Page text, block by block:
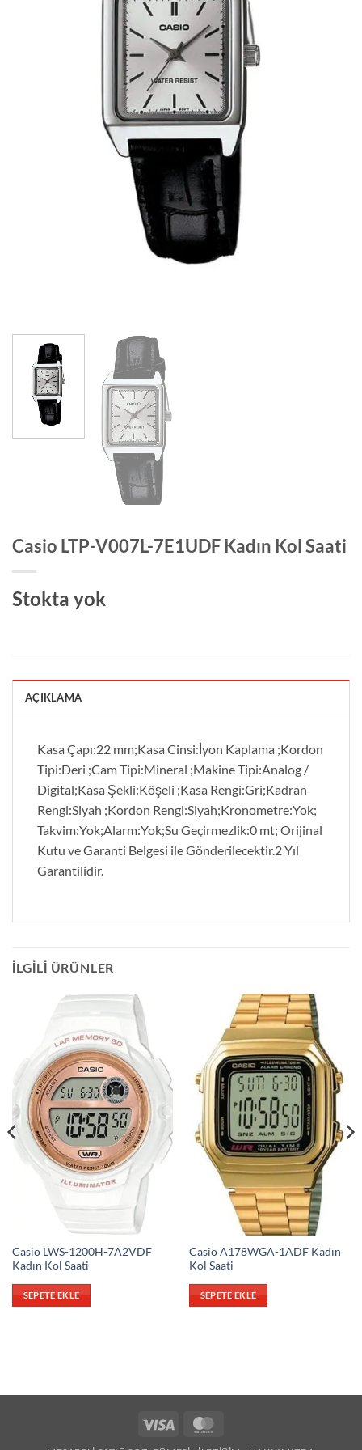
Casio LTP-V007L-7E1UDF Kadın Kol Saati
Stokta yok
AÇIKLAMA
Kasa Çapı:22 mm;Kasa Cinsi:İyon Kaplama ;Kordon
Tipi:Deri ;Cam Tipi:Mineral ;Makine Tipi:Analog /
Digital;Kasa Şekli:Köşeli ;Kasa Rengi:Gri;Kadran
Rengi:Siyah ;Kordon Rengi:Siyah;Kronometre:Yok;
Takvim:Yok;Alarm:Yok;Su Geçirmezlik:0 mt; Orijinal
Kutu ve Garanti Belgesi ile Gönderilecektir.2 Yıl
Garantilidir.
İLGILI ÜRÜNLER
Casio LWS-1200H-7A2VDF
Kadın Kol Saati
SEPETE EKLE
Casio A178WGA-1ADF Kadın
Kol Saati
SEPETE EKLE
Visa